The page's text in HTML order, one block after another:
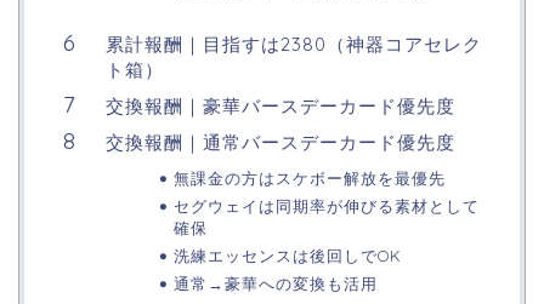
累計報酬｜目指すは2380（神器コアセレク
ト箱）
交換報酬｜豪華バースデーカード優先度
交換報酬｜通常バースデーカード優先度
無課金の方はスケボー解放を最優先
セグウェイは同期率が伸びる素材として
確保
洗練エッセンスは後回しでOK
通常→豪華への変換も活用